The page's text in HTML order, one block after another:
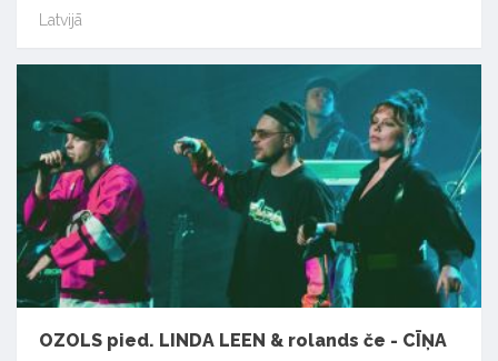
Latvijā
OZOLS pied. LINDA LEEN & rolands če - CĪŅA